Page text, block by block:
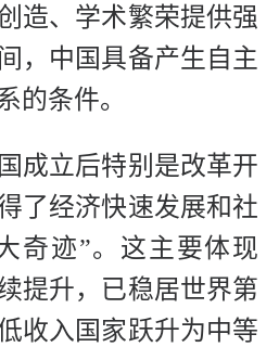
造、学术繁荣提供强
，中国具备产生自主
的条件。
成立后特别是改革开
了经济快速发展和社
奇迹”。这主要体现
提升，已稳居世界第
收入国家跃升为中等